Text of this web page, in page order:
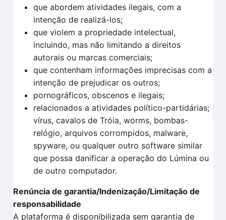
que abordem atividades ilegais, com a
intenção de realizá-los;
que violem a propriedade intelectual,
incluindo, mas não limitando a direitos
autorais ou marcas comerciais;
que contenham informações imprecisas com a
intenção de prejudicar os outros;
pornográficos, obscenos e ilegais;
relacionados a atividades político-partidárias;
vírus, cavalos de Tróia, worms, bombas-
relógio, arquivos corrompidos, malware,
spyware, ou qualquer outro software similar
que possa danificar a operação do Lúmina ou
de outro computador.
Renúncia de garantia/Indenização/Limitação de
responsabilidade
A plataforma é disponibilizada sem garantia de